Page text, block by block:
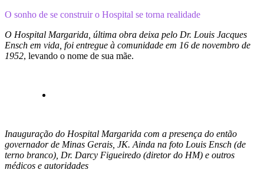
O sonho de se construir o Hospital se torna realidade
O Hospital Margarida, última obra deixa pelo Dr. Louis Jacques
Ensch em vida, foi entregue à comunidade em 16 de novembro de
1952, levando o nome de sua mãe.
Inauguração do Hospital Margarida com a presença do então
governador de Minas Gerais, JK. Ainda na foto Louis Ensch (de
terno branco), Dr. Darcy Figueiredo (diretor do HM) e outros
médicos e autoridades